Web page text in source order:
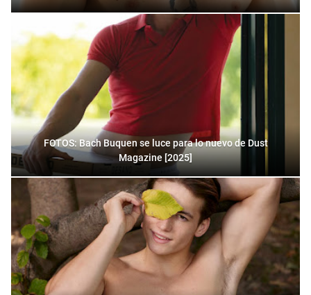
FOTOS: Bach Buquen se luce para lo nuevo de Dust
Magazine [2025]